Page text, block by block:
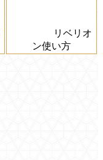
リベリオ
ン使い方